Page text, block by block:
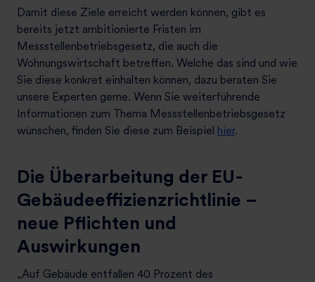
Damit diese Ziele erreicht werden können, gibt es
bereits jetzt ambitionierte Fristen im
Messstellenbetriebsgesetz, die auch die
Wohnungswirtschaft betreffen. Welche das sind und wie
Sie diese konkret einhalten können, dazu beraten Sie
unsere Experten gerne. Wenn Sie weiterführende
Informationen zum Thema Messstellenbetriebsgesetz
wünschen, finden Sie diese zum Beispiel hier.
Die Überarbeitung der EU-
Gebäudeeffizienzrichtlinie –
neue Pflichten und
Auswirkungen
„Auf Gebäude entfallen 40 Prozent des